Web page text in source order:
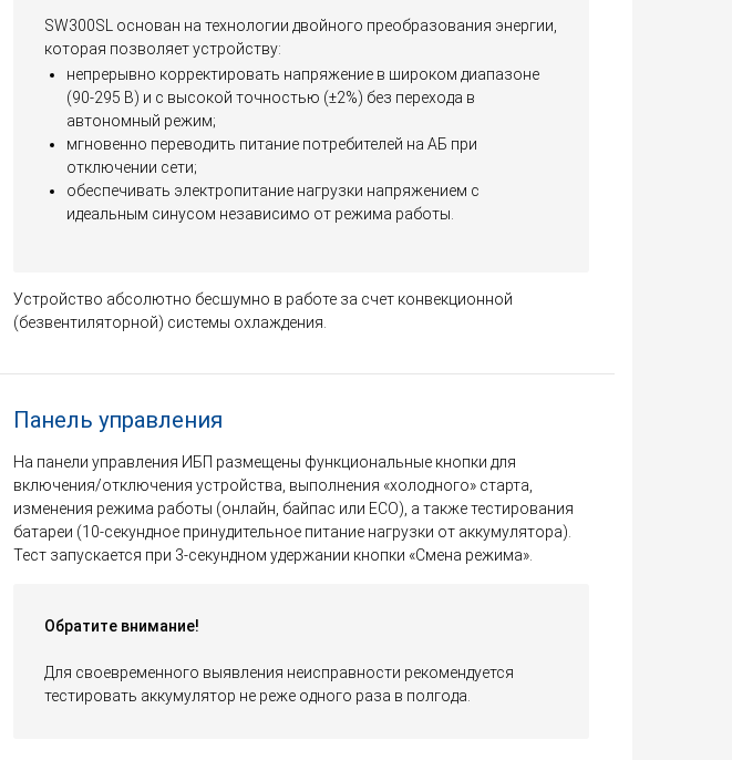
SW300SL основан на технологии двойного преобразования энергии,
которая позволяет устройству:
непрерывно корректировать напряжение в широком диапазоне
(90-295 В) и с высокой точностью (±2%) без перехода в
автономный режим;
мгновенно переводить питание потребителей на АБ при
отключении сети;
обеспечивать электропитание нагрузки напряжением c
идеальным синусом независимо от режима работы.
Устройство абсолютно бесшумно в работе за счет конвекционной
(безвентиляторной) системы охлаждения.
Панель управления
На панели управления ИБП размещены функциональные кнопки для
включения/отключения устройства, выполнения «холодного» старта,
изменения режима работы (онлайн, байпас или ECO), а также тестирования
батареи (10-секундное принудительное питание нагрузки от аккумулятора).
Тест запускается при 3-секундном удержании кнопки «Смена режима».
Обратите внимание!
Для своевременного выявления неисправности рекомендуется
тестировать аккумулятор не реже одного раза в полгода.